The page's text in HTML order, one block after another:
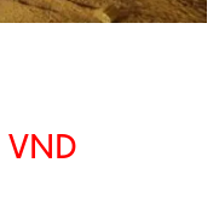
VND